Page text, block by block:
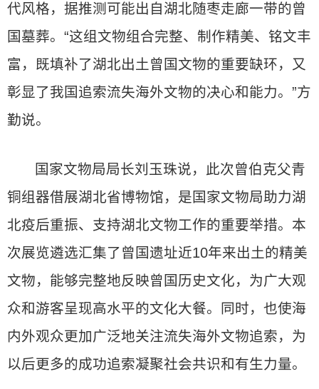
代风格，据推测可能出自湖北随枣走廊一带的曾
国墓葬。“这组文物组合完整、制作精美、铭文丰
富，既填补了湖北出土曾国文物的重要缺环，又
彰显了我国追索流失海外文物的决心和能力。”方
勤说。
国家文物局局长刘玉珠说，此次曾伯克父青
铜组器借展湖北省博物馆，是国家文物局助力湖
北疫后重振、支持湖北文物工作的重要举措。本
次展览遴选汇集了曾国遗址近10年来出土的精美
文物，能够完整地反映曾国历史文化，为广大观
众和游客呈现高水平的文化大餐。同时，也使海
内外观众更加广泛地关注流失海外文物追索，为
以后更多的成功追索凝聚社会共识和有生力量。